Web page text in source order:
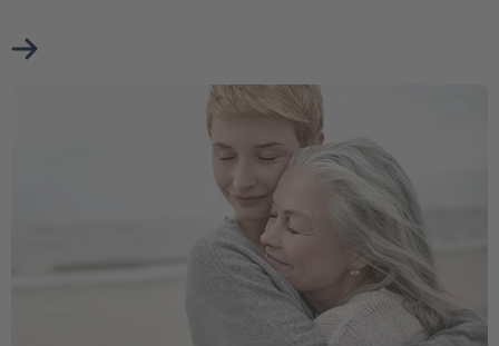
Mehr über Pflegepflichtversicherung erfahren
Weiter zu Pflegetagegeldversicherung